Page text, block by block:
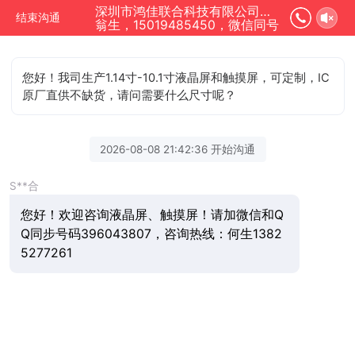
结束沟通
深圳市鸿佳联合科技有限公司正在为您服务
翁生，15019485450，微信同号
您好！我司生产1.14寸-10.1寸液晶屏和触摸屏，可定制，IC
原厂直供不缺货，请问需要什么尺寸呢？
2026-08-08 21:42:36 开始沟通
S**合
您好！欢迎咨询液晶屏、触摸屏！请加微信和Q
Q同步号码396043807，咨询热线：何生1382
5277261